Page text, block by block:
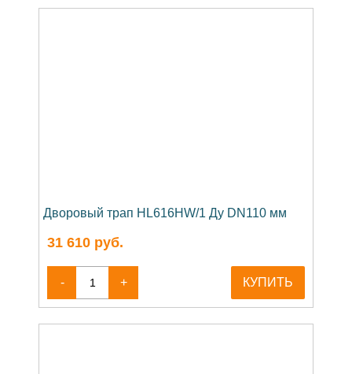
Дворовый трап HL616HW/1 Ду DN110 мм
31 610 руб.
- + КУПИТЬ